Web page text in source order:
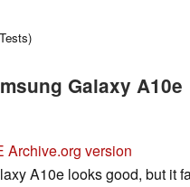
Tests)
Galaxy A10e
Archive.org version
A10e looks good, but it